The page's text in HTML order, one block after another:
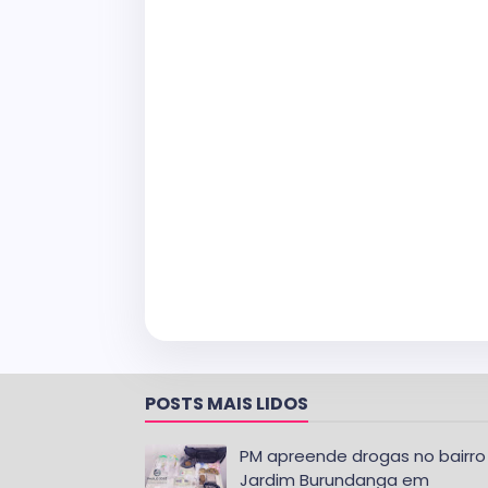
POSTS MAIS LIDOS
PM apreende drogas no bairro
Jardim Burundanga em